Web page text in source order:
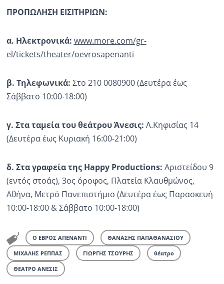
ΠΡΟΠΩΛΗΣΗ ΕΙΣΙΤΗΡΙΩΝ:
α. Ηλεκτρονικά: www.more.com/gr-
el/tickets/theater/oevrosapenanti
β. Τηλεφωνικά: Στο 210 0080900 (Δευτέρα έως
Σάββατο 10:00-18:00)
γ. Στα ταμεία του θεάτρουΆνεσις: Λ.Κηφισίας 14
(Δευτέρα έως Κυριακή 16:00-21:00)
δ. Στα γραφεία της Happy Productions: Αριστείδου 9
(εντός στοάς), 3ος όροφος, Πλατεία Κλαυθμώνος,
Αθήνα, Μετρό Πανεπιστήμιο (Δευτέρα έως Παρασκευή
10:00-18:00 & Σάββατο 10:00-18:00)
Ο ΕΒΡΟΣ ΑΠΕΝΑΝΤΙ ΘΑΝΑΣΗΣ ΠΑΠΑΘΑΝΑΣΙΟΥ
ΜΙΧΑΛΗΣ ΡΕΠΠΑΣ ΓΙΩΡΓΗΣ ΤΣΟΥΡΗΣ θέατρο
ΘΕΑΤΡΟ ΑΝΕΣΙΣ